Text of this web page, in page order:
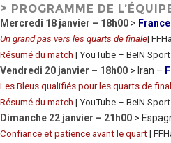
> PROGRAMME DE
Mercredi 18 janvier – 18h00 > France
Un grand pas vers les quarts de finale|
Résumé du match | YouTube – BeIN
Vendredi 20 janvier – 18h00 > Iran –
Les Bleus qualifiés pour les quarts de
Résumé du match | YouTube – BeIN
Dimanche 22 janvier – 21h00 >
Confiance et patience avant le quart |